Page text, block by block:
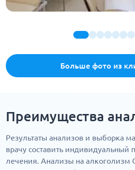
Больше фото из
Преимущества
Результаты анализов и выборка
врачу составить индивидуальный
лечения. Анализы на алкоголизм